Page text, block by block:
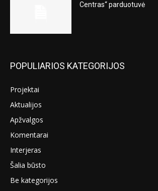
Centras“ parduotuvė
POPULIARIOS KATEGORIJOS
Projektai
Aktualijos
Apžvalgos
Komentarai
Interjeras
Šalia būsto
Be kategorijos